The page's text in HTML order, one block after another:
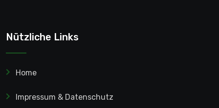
Nützliche Links
Home
Impressum & Datenschutz